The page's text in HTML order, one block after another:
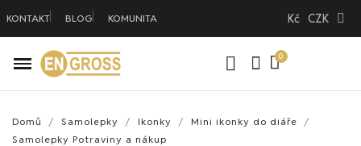
KONTAKT BLOG KOMUNITA Kč CZK
Domů Samolepky Ikonky
Mini ikonky do diáře
Samolepky Potraviny a nákup